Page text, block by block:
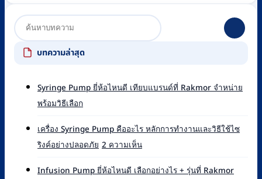
บทความล่าสุด
Syringe Pump ยี่ห้อไหนดี เทียบแบรนด์ที่ Rakmor จำหน่าย
พร้อมวิธีเลือกไม่มี
เห็น
บน
Syringe
ยี่ห้อ
เครื่อง Syringe Pump คืออะไร หลักการทำงานและวิธีใช้ไซ
ริงค์อย่างปลอดภัย 2 ความเห็น
Syringe
Infusion Pump ยี่ห้อไหนดี เลือกอย่างไร + รุ่นที่ Rakmor